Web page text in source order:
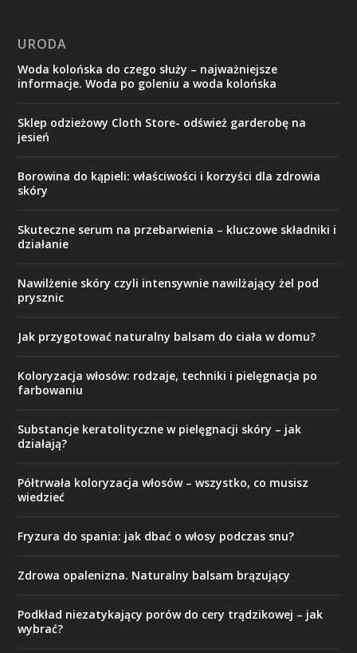
URODA
Woda kolońska do czego służy – najważniejsze
informacje. Woda po goleniu a woda kolońska
Sklep odzieżowy Cloth Store- odśwież garderobę na
jesień
Borowina do kąpieli: właściwości i korzyści dla zdrowia
skóry
Skuteczne serum na przebarwienia – kluczowe składniki i
działanie
Nawilżenie skóry czyli intensywnie nawilżający żel pod
prysznic
Jak przygotować naturalny balsam do ciała w domu?
Koloryzacja włosów: rodzaje, techniki i pielęgnacja po
farbowaniu
Substancje keratolityczne w pielęgnacji skóry – jak
działają?
Półtrwała koloryzacja włosów – wszystko, co musisz
wiedzieć
Fryzura do spania: jak dbać o włosy podczas snu?
Zdrowa opalenizna. Naturalny balsam brązujący
Podkład niezatykający porów do cery trądzikowej – jak
wybrać?